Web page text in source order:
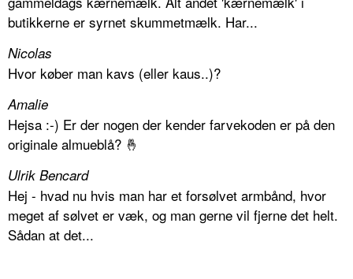
butikkerne er syrnet skummetmælk. Har...
Nicolas
Hvor køber man kavs (eller kaus..)?
Amalie
Hejsa :-) Er der nogen der kender farvekoden er på den
originale almueblå? 🤞
Ulrik Bencard
Hej - hvad nu hvis man har et forsølvet armbånd, hvor
meget af sølvet er væk, og man gerne vil fjerne det helt.
Sådan at det...